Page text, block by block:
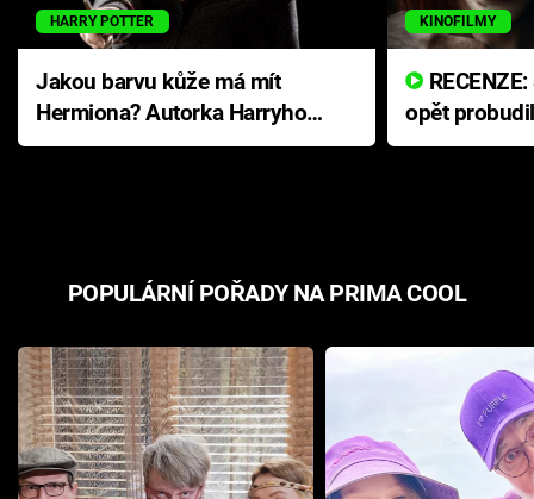
HARRY POTTER
Jakou barvu kůže má mít
Hermiona? Autorka Harryho
Pottera přišla s ráznou
KINOFILMY
opět
přichází s
POPULÁRNÍ POŘADY NA PRIMA COOL